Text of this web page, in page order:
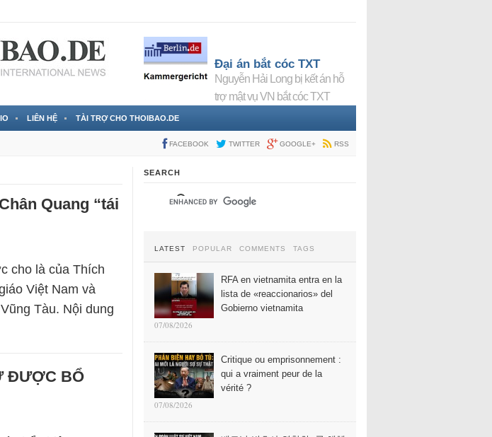
Đại án bắt cóc TXT
Nguyễn Hải Long bị kết án hỗ
trợ mật vụ VN bắt cóc TXT
LIÊN HỆ TÀI TRỢ CHO THOIBAO.DE
FACEBOOK TWITTER GOOGLE+ RSS
Quang “tái
cho là của Thích
Việt Nam và
Tàu. Nội dung
ĐƯỢC BỔ
SEARCH
LATEST POPULAR COMMENTS TAGS
RFA en vietnamita entra en la
lista de «reaccionarios» del
Gobierno vietnamita
07/08/2026
Critique ou emprisonnement :
qui a vraiment peur de la
vérité ?
07/08/2026